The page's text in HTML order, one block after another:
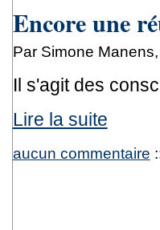
Encore une
Par Simone
Il s'agit des
Lire la suite
aucun commentaire